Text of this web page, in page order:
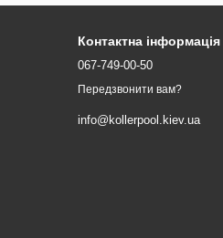
Контактна інформація
067-749-00-50
Передзвонити вам?
info@kollerpool.kiev.ua